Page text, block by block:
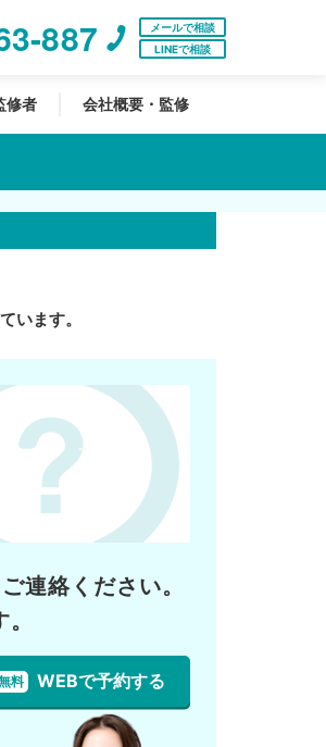
887
メールで相談
LINEで相談
修者 会社概要・監修
います。
連絡ください。
料 WEBで予約する